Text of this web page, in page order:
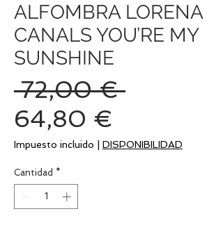
ALFOMBRA LORENA
CANALS YOU’RE MY
SUNSHINE
72,00 € Precio
64,80 €
de
Impuesto incluido DISPONIBILIDAD
Cantidad *